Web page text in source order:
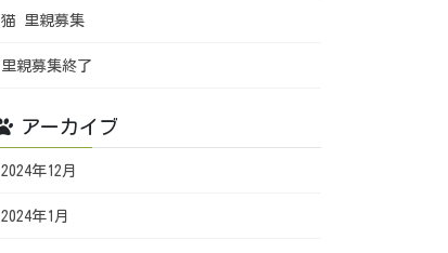
猫 里親募集
里親募集終了
アーカイブ
2024年12月
2024年1月